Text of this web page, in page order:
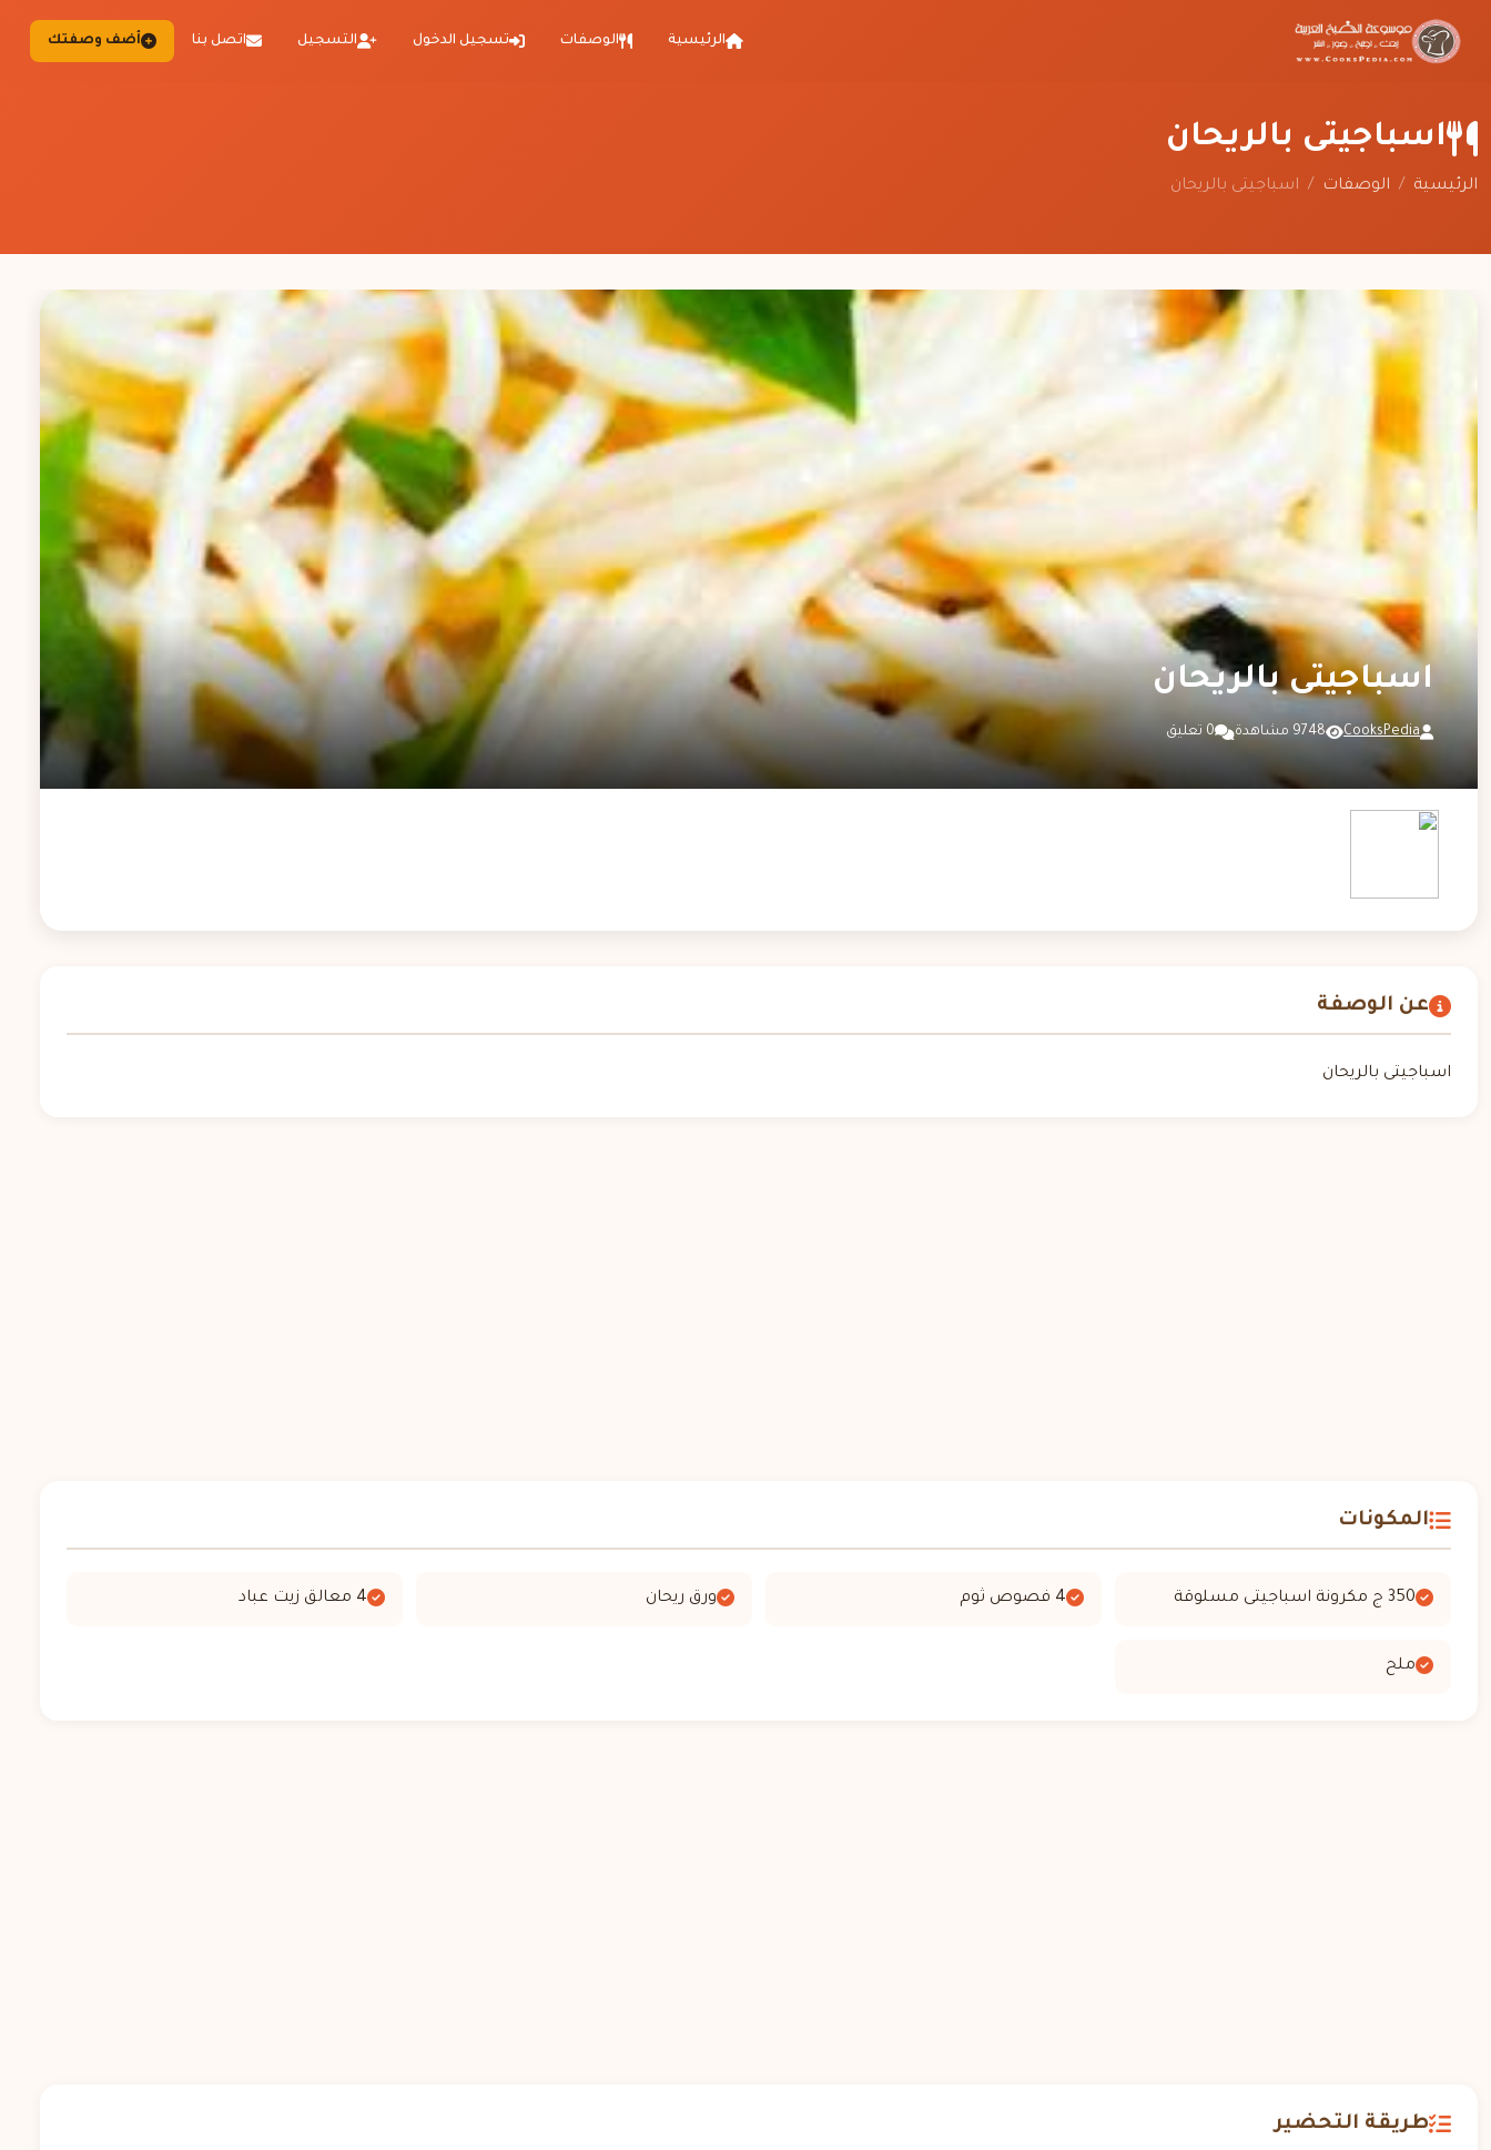
الرئيسية الوصفات تسجيل الدخول التسجيل اتصل بنا أضف وصفتك
اسباجيتى بالريحان
الرئيسية / الوصفات / اسباجيتى بالريحان
اسباجيتى بالريحان
CooksPedia 9748 مشاهدة 0 تعليق
عن الوصفة
اسباجيتى بالريحان
المكونات
350 ج مكرونة اسباجيتى مسلوقة 4 فصوص ثوم ورق ريحان 4 معالق زيت عباد
ملح
طريقة التحضير